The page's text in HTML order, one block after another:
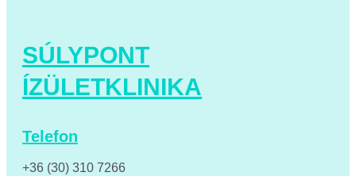
SÚLYPONT
ÍZÜLETKLINIKA
Telefon
+36 (30) 310 7266